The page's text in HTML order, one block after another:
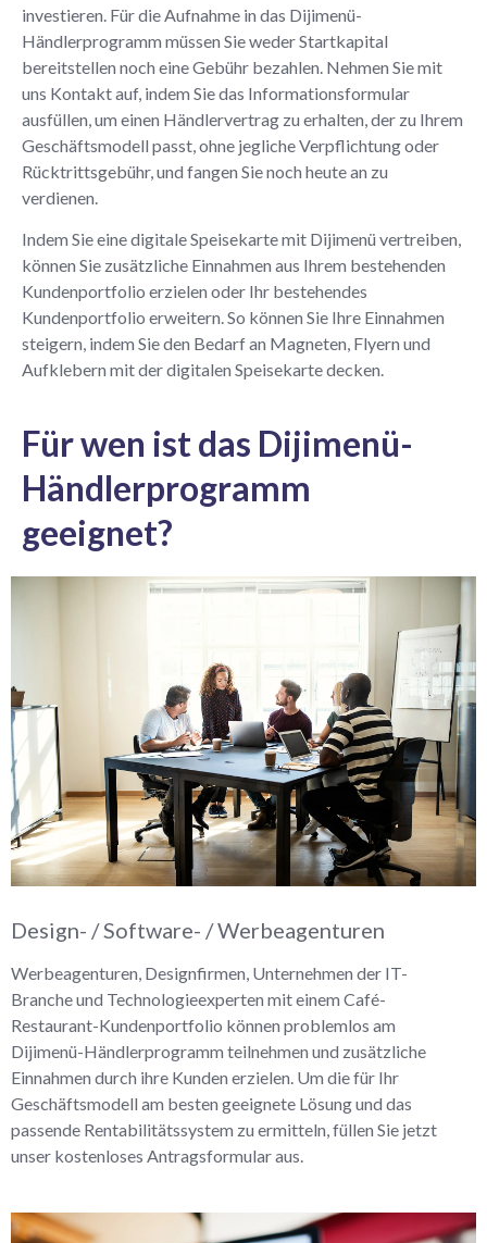
investieren. Für die Aufnahme in das Dijimenü-
Händlerprogramm müssen Sie weder Startkapital
bereitstellen noch eine Gebühr bezahlen. Nehmen Sie mit
uns Kontakt auf, indem Sie das Informationsformular
ausfüllen, um einen Händlervertrag zu erhalten, der zu Ihrem
Geschäftsmodell passt, ohne jegliche Verpflichtung oder
Rücktrittsgebühr, und fangen Sie noch heute an zu
verdienen.
Indem Sie eine digitale Speisekarte mit Dijimenü vertreiben,
können Sie zusätzliche Einnahmen aus Ihrem bestehenden
Kundenportfolio erzielen oder Ihr bestehendes
Kundenportfolio erweitern. So können Sie Ihre Einnahmen
steigern, indem Sie den Bedarf an Magneten, Flyern und
Aufklebern mit der digitalen Speisekarte decken.
Für wen ist das Dijimenü-
Händlerprogramm
geeignet?
Design- / Software- / Werbeagenturen
Werbeagenturen, Designfirmen, Unternehmen der IT-
Branche und Technologieexperten mit einem Café-
Restaurant-Kundenportfolio können problemlos am
Dijimenü-Händlerprogramm teilnehmen und zusätzliche
Einnahmen durch ihre Kunden erzielen. Um die für Ihr
Geschäftsmodell am besten geeignete Lösung und das
passende Rentabilitätssystem zu ermitteln, füllen Sie jetzt
unser kostenloses Antragsformular aus.